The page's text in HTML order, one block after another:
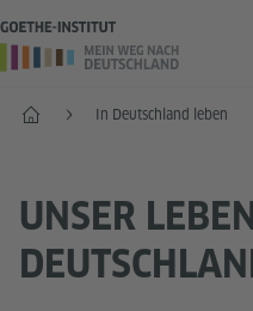
Start In Deutschland leben
UNSER